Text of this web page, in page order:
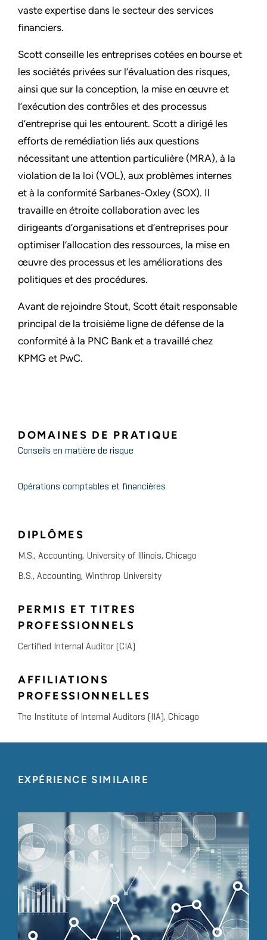
vaste expertise dans le secteur des services
financiers.
Scott conseille les entreprises cotées en bourse et
les sociétés privées sur l’évaluation des risques,
ainsi que sur la conception, la mise en œuvre et
l’exécution des contrôles et des processus
d’entreprise qui les entourent. Scott a dirigé les
efforts de remédiation liés aux questions
nécessitant une attention particulière (MRA), à la
violation de la loi (VOL), aux problèmes internes
et à la conformité Sarbanes-Oxley (SOX). Il
travaille en étroite collaboration avec les
dirigeants d’organisations et d’entreprises pour
optimiser l’allocation des ressources, la mise en
œuvre des processus et les améliorations des
politiques et des procédures.
Avant de rejoindre Stout, Scott était responsable
principal de la troisième ligne de défense de la
conformité à la PNC Bank et a travaillé chez
KPMG et PwC.
DOMAINES DE PRATIQUE
Conseils en matière de risque
Opérations comptables et financières
DIPLÔMES
M.S., Accounting, University of Illinois, Chicago
B.S., Accounting, Winthrop University
PERMIS ET TITRES
PROFESSIONNELS
Certified Internal Auditor (CIA)
AFFILIATIONS
PROFESSIONNELLES
The Institute of Internal Auditors (IIA), Chicago
EXPÉRIENCE SIMILAIRE